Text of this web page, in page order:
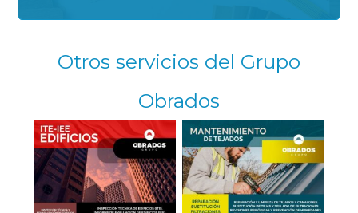
Otros servicios del Grupo
Obrados
ITT-IEE de Edificios
Reparación de
Tejados en Madrid